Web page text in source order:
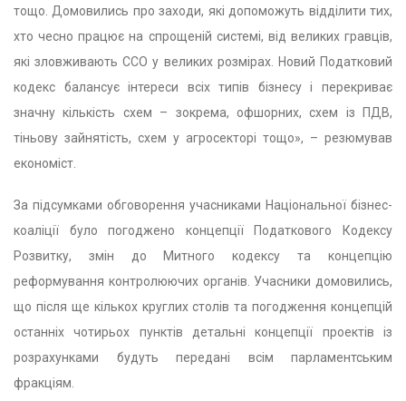
тощо. Домовились про заходи, які допоможуть відділити тих,
хто чесно працює на спрощеній системі, від великих гравців,
які зловживають ССО у великих розмірах. Новий Податковий
кодекс балансує інтереси всіх типів бізнесу і перекриває
значну кількість схем – зокрема, офшорних, схем із ПДВ,
тіньову зайнятість, схем у агросекторі тощо», – резюмував
економіст.
За підсумками обговорення учасниками Національної бізнес-
коаліції було погоджено концепції Податкового Кодексу
Розвитку, змін до Митного кодексу та концепцію
реформування контролюючих органів. Учасники домовились,
що після ще кількох круглих столів та погодження концепцій
останніх чотирьох пунктів детальні концепції проектів із
розрахунками будуть передані всім парламентським
фракціям.